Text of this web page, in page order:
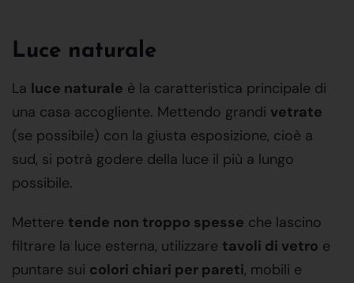
Luce naturale
La luce naturale è la caratteristica principale di
una casa accogliente. Mettendo grandi vetrate
(se possibile) con la giusta esposizione, cioè a
sud, si potrà godere della luce il più a lungo
possibile.
Mettere tende non troppo spesse che lascino
filtrare la luce esterna, utilizzare tavoli di vetro e
puntare sui colori chiari per pareti, mobili e